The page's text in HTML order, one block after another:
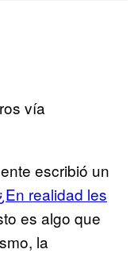
vía
escribió un
realidad les
es algo que
la